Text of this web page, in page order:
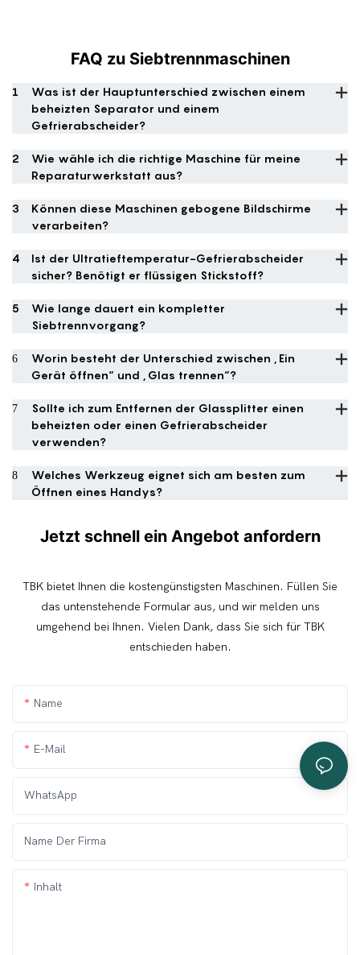
FAQ zu Siebtrennmaschinen
1
Was ist der Hauptunterschied zwischen einem
beheizten Separator und einem
Gefrierabscheider?
2
Wie wähle ich die richtige Maschine für meine
Reparaturwerkstatt aus?
3
Können diese Maschinen gebogene Bildschirme
verarbeiten?
4
Ist der Ultratieftemperatur-Gefrierabscheider
sicher? Benötigt er flüssigen Stickstoff?
5
Wie lange dauert ein kompletter
Siebtrennvorgang?
6
Worin besteht der Unterschied zwischen „Ein
Gerät öffnen“ und „Glas trennen“?
7
Sollte ich zum Entfernen der Glassplitter einen
beheizten oder einen Gefrierabscheider
verwenden?
8
Welches Werkzeug eignet sich am besten zum
Öffnen eines Handys?
Jetzt schnell ein Angebot anfordern
TBK bietet Ihnen die kostengünstigsten Maschinen. Füllen Sie
das untenstehende Formular aus, und wir melden uns
umgehend bei Ihnen. Vielen Dank, dass Sie sich für TBK
entschieden haben.
Name
E-Mail
WhatsApp
Name Der Firma
Inhalt